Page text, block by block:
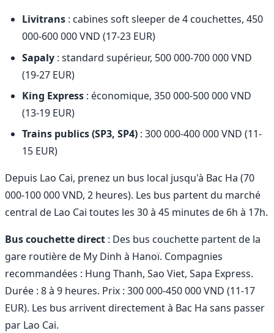
Livitrans : cabines soft sleeper de 4 couchettes, 450
000-600 000 VND (17-23 EUR)
Sapaly : standard supérieur, 500 000-700 000 VND
(19-27 EUR)
King Express : économique, 350 000-500 000 VND
(13-19 EUR)
Trains publics (SP3, SP4) : 300 000-400 000 VND (11-
15 EUR)
Depuis Lao Cai, prenez un bus local jusqu'à Bac Ha (70
000-100 000 VND, 2 heures). Les bus partent du marché
central de Lao Cai toutes les 30 à 45 minutes de 6h à 17h.
Bus couchette direct : Des bus couchette partent de la
gare routière de My Dinh à Hanoï. Compagnies
recommandées : Hung Thanh, Sao Viet, Sapa Express.
Durée : 8 à 9 heures. Prix : 300 000-450 000 VND (11-17
EUR). Les bus arrivent directement à Bac Ha sans passer
par Lao Cai.